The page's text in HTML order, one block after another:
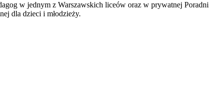
w jednym z Warszawskich liceów oraz w prywatnej Poradni
dla dzieci i młodzieży.